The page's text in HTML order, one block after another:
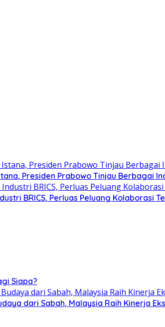
Presiden Prabowo Tinjau Berbagai
BRICS, Perluas Peluang Kolaborasi
Siapa?
dari Sabah, Malaysia Raih Kinerja